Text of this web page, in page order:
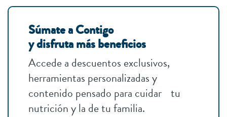
Súmate a Contigo
y disfruta más beneficios
Accede a descuentos exclusivos,
herramientas personalizadas y
contenido pensado para cuidar tu
nutrición y la de tu familia.